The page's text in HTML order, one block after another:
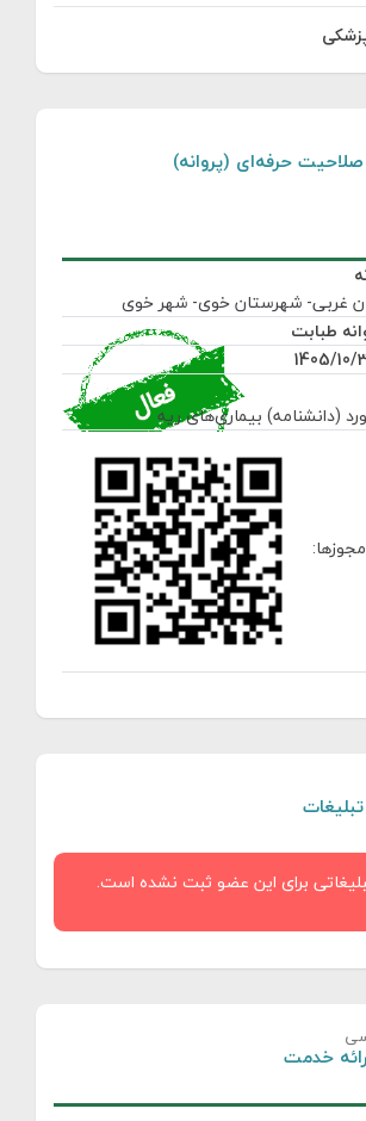
حرفه‌ای (پروانه)
غربی- شهرستان خوی- شهر خوی
طبابت
(دانشنامه) بیماری‌های ریه
برای این عضو ثبت نشده است.
خدمت